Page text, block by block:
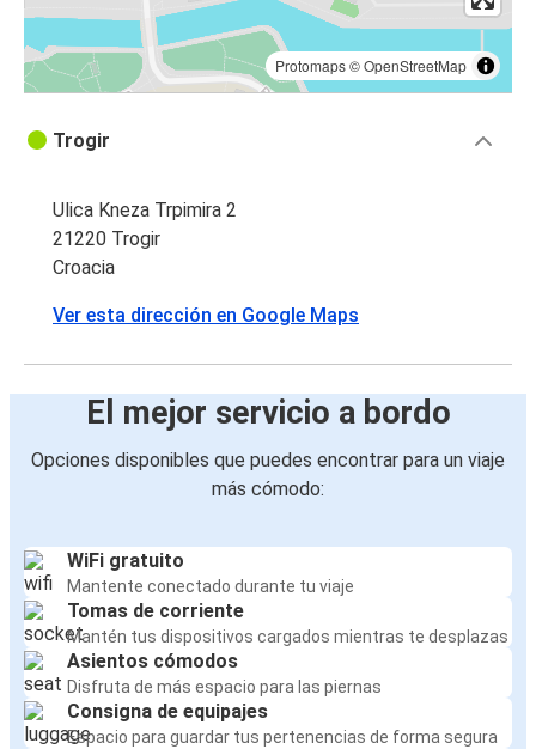
Protomaps©OpenStreetMap
Trogir
Ulica Kneza Trpimira 2
21220 Trogir
Croacia
Ver esta dirección en Google Maps
El mejor servicio a bordo
Opciones disponibles que puedes encontrar para un viaje
más cómodo:
WiFi gratuito
Mantente conectado durante tu viaje
Tomas de corriente
Mantén tus dispositivos cargados mientras te desplazas
Asientos cómodos
Disfruta de más espacio para las piernas
Consigna de equipajes
Espacio para guardar tus pertenencias de forma segura